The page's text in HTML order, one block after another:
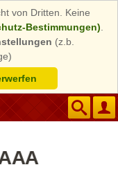
von Dritten. Keine
Bestimmungen)
(z.b.